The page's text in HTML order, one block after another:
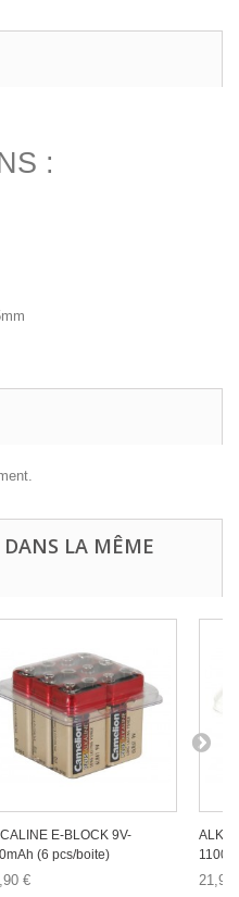
:
LA MÊME
E-BLOCK 9V-
(6 pcs/boite)
€
21,90